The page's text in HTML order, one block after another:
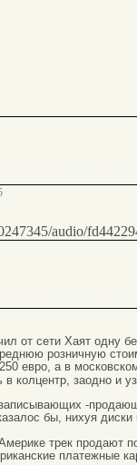
audio/
от сети Хаят одну
розничную
евро, а в
колцентр, заодно и
-
бы, нихуя
трек продают
платежные